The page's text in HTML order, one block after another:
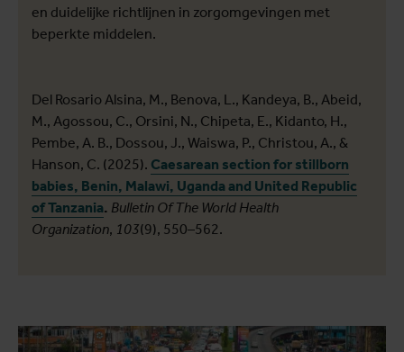
en duidelijke richtlijnen in zorgomgevingen met
beperkte middelen.
Del Rosario Alsina, M., Benova, L., Kandeya, B., Abeid,
M., Agossou, C., Orsini, N., Chipeta, E., Kidanto, H.,
Pembe, A. B., Dossou, J., Waiswa, P., Christou, A., &
Hanson, C. (2025). Caesarean section for stillborn
babies, Benin, Malawi, Uganda and United Republic
of Tanzania. Bulletin Of The World Health
Organization, 103(9), 550–562.